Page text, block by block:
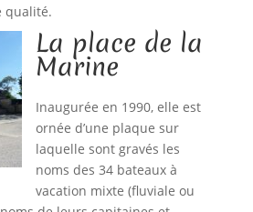
qualité.
La place de la
Marine
Inaugurée en 1990, elle est
ornée d’une plaque sur
laquelle sont gravés les
noms des 34 bateaux à
vacation mixte (fluviale ou